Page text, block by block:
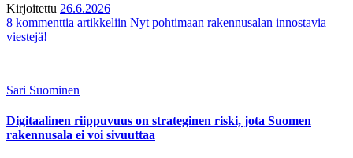
Kirjoitettu 26.6.2026
8 kommenttia artikkeliin Nyt pohtimaan rakennusalan innostavia
viestejä!
Sari Suominen
Digitaalinen riippuvuus on strateginen riski, jota Suomen
rakennusala ei voi sivuuttaa